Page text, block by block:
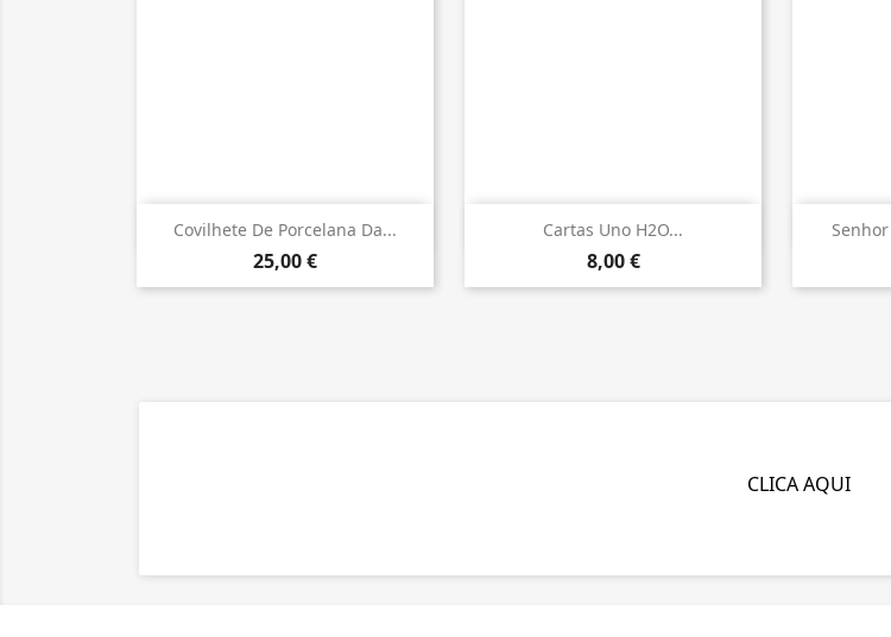
Covilhete De Porcelana Da...
25,00 €
 Vista rápida Cartas Uno H2O...
8,00 €
 Vista rápida 
CLICA AQUI